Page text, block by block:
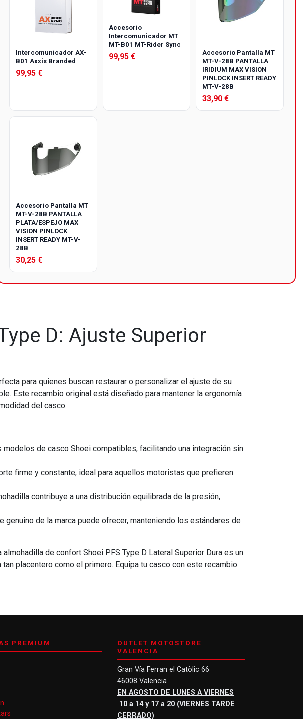
Intercomunicador AX-
B01 Axxis Branded
99,95 €
Accesorio
Intercomunicador MT
MT-B01 MT-Rider Sync
99,95 €
Accesorio Pantalla MT
MT-V-28B PANTALLA
IRIDIUM MAX VISION
PINLOCK INSERT READY
MT-V-28B
33,90 €
Accesorio Pantalla MT
MT-V-28B PANTALLA
PLATA/ESPEJO MAX
VISION PINLOCK
INSERT READY MT-V-
28B
30,25 €
D: Ajuste Superior
para quienes buscan restaurar o personalizar el ajuste de su
Este recambio original está diseñado para mantener la ergonomía
del casco.
de casco Shoei compatibles, facilitando una integración sin
firme y constante, ideal para aquellos motoristas que prefieren
contribuye a una distribución equilibrada de la presión,
genuino de la marca puede ofrecer, manteniendo los estándares de
de confort Shoei PFS Type D Lateral Superior Dura es un
placentero como el primero. Equipa tu casco con este recambio
PREMIUM
OUTLET MOTOSTORE
VALENCIA
Gran Vía Ferran el Catòlic 66
46008 Valencia
EN AGOSTO DE LUNES A VIERNES
10 a 14 y 17 a 20 (VIERNES TARDE
CERRADO)